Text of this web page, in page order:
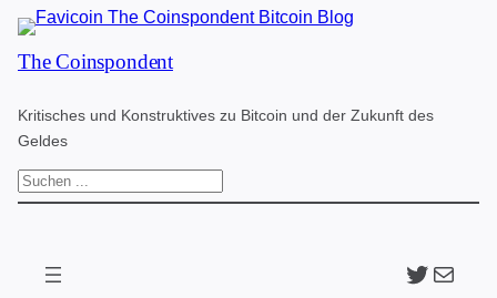
Zum
Inhalt
The Coinspondent
Kritisches und Konstruktives zu Bitcoin und der Zukunft des
Geldes
S
Twitter
The